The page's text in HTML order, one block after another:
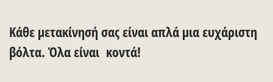
Κάθε μετακίνησή σας είναι απλά μια ευχάριστη
βόλτα. Όλα είναι κοντά!